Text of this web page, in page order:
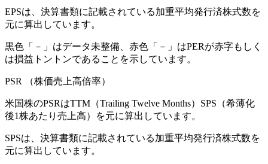
EPSは、決算書類に記載されている加重平均発行済株式数を
元に算出しています。
黒色「－」はデータ未整備、赤色「 － 」はPERが赤字もしく
は損益トントンであることを示しています。
PSR （株価売上高倍率）
米国株のPSRはTTM（Trailing Twelve Months）SPS（希薄化
後1株あたり売上高）を元に算出しています。
SPSは、決算書類に記載されている加重平均発行済株式数を
元に算出しています。